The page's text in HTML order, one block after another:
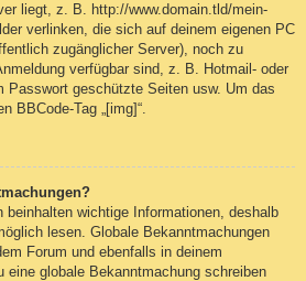
liegt, z. B. http://www.domain.tld/mein-
verlinken, die sich auf deinem eigenen PC
zugänglicher Server), noch zu
verfügbar sind, z. B. Hotmail- oder
Passwort geschützte Seiten usw. Um das
BBCode-Tag „[img]“.
beinhalten wichtige Informationen, deshalb
lesen. Globale Bekanntmachungen
Forum und ebenfalls in deinem
eine globale Bekanntmachung schreiben